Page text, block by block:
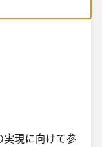
実現に向けて参